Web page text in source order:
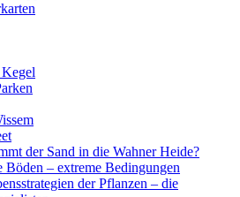
der Sand in die Wahner Heide?
Böden – extreme Bedingungen
der Pflanzen – die